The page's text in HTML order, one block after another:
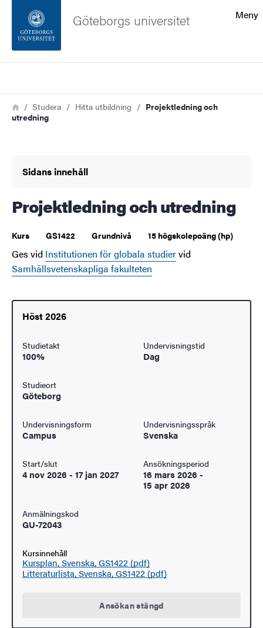
Sidfoten
Om webbplatsen
Meny
Göteborgs universitet
Länkstig
HemStudera Hitta utbildning
Projektledning och
utredning
Sidans innehåll
Projektledning och utredning
Kurs GS1422 Grundnivå 15 högskolepoäng (hp)
Ges vid Institutionen för globala studiervid
Samhällsvetenskapliga fakulteten
Höst 2026
Studietakt
100%
Undervisningstid
Dag
Studieort
Göteborg
Undervisningsform
Campus
Undervisningsspråk
Svenska
Start/slut
4 nov 2026 - 17 jan 2027
Ansökningsperiod
16 mars 2026 -
15 apr 2026
Anmälningskod
GU-72043
Kursinnehåll
Kursplan, Svenska, GS1422 (pdf)
Litteraturlista, Svenska, GS1422 (pdf)
Ansökan stängd